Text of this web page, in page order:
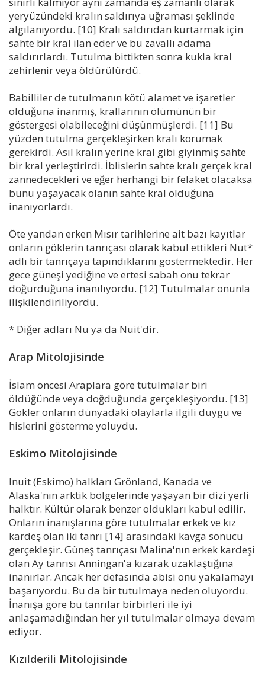
yeryüzündeki kralın saldırıya uğraması şeklinde
algılanıyordu. [10] Kralı saldırıdan kurtarmak için
sahte bir kral ilan eder ve bu zavallı adama
saldırırlardı. Tutulma bittikten sonra kukla kral
zehirlenir veya öldürülürdü.
Babilliler de tutulmanın kötü alamet ve işaretler
olduğuna inanmış, krallarının ölümünün bir
göstergesi olabileceğini düşünmüşlerdi. [11] Bu
yüzden tutulma gerçekleşirken kralı korumak
gerekirdi. Asıl kralın yerine kral gibi giyinmiş sahte
bir kral yerleştirirdi. İblislerin sahte kralı gerçek kral
zannedecekleri ve eğer herhangi bir felaket olacaksa
bunu yaşayacak olanın sahte kral olduğuna
inanıyorlardı.
Öte yandan erken Mısır tarihlerine ait bazı kayıtlar
onların göklerin tanrıçası olarak kabul ettikleri Nut*
adlı bir tanrıçaya tapındıklarını göstermektedir. Her
gece güneşi yediğine ve ertesi sabah onu tekrar
doğurduğuna inanılıyordu. [12] Tutulmalar onunla
ilişkilendiriliyordu.
* Diğer adları Nu ya da Nuit'dir.
Arap Mitolojisinde
İslam öncesi Araplara göre tutulmalar biri
öldüğünde veya doğduğunda gerçekleşiyordu. [13]
Gökler onların dünyadaki olaylarla ilgili duygu ve
hislerini gösterme yoluydu.
Eskimo Mitolojisinde
Inuit (Eskimo) halkları Grönland, Kanada ve
Alaska'nın arktik bölgelerinde yaşayan bir dizi yerli
halktır. Kültür olarak benzer oldukları kabul edilir.
Onların inanışlarına göre tutulmalar erkek ve kız
kardeş olan iki tanrı [14] arasındaki kavga sonucu
gerçekleşir. Güneş tanrıçası Malina'nın erkek kardeşi
olan Ay tanrısı Anningan'a kızarak uzaklaştığına
inanırlar. Ancak her defasında abisi onu yakalamayı
başarıyordu. Bu da bir tutulmaya neden oluyordu.
İnanışa göre bu tanrılar birbirleri ile iyi
anlaşamadığından her yıl tutulmalar olmaya devam
ediyor.
Kızılderili Mitolojisinde